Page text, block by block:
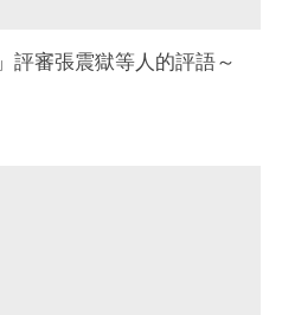
評審張震獄等人的評語～